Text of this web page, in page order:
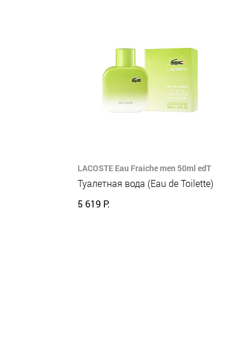
LACOSTE Eau Fraiche men 50ml edT
Туалетная вода (Eau de Toilette)
5 619 Р.